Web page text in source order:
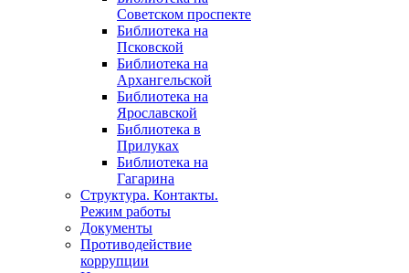
Советском проспекте
Библиотека на
Псковской
Библиотека на
Архангельской
Библиотека на
Ярославской
Библиотека в
Прилуках
Библиотека на
Гагарина
Структура. Контакты.
Режим работы
Документы
Противодействие
коррупции